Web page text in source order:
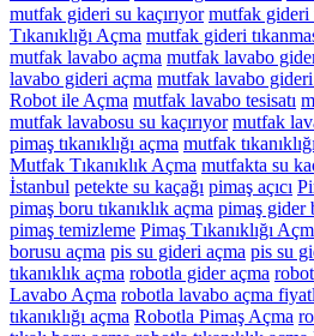
mutfak gideri su kaçırıyor mutfak gideri
Tıkanıklığı Açma mutfak gideri
mutfak lavabo açma mutfak lavabo
lavabo gideri açma mutfak lavabo gideri
Robot ile Açma mutfak lavabo tesisatı
mutfak lavabosu su kaçırıyor mutfak
pimaş tıkanıklığı açma mutfak tıkanıklığı
Mutfak Tıkanıklık Açma mutfakta su
İstanbul petekte su kaçağı pimaş açıcı
pimaş boru tıkanıklık açma pimaş gider
pimaş temizleme Pimaş Tıkanıklığı
borusu açma pis su gideri açma pis su
tıkanıklık açma robotla gider açma
Lavabo Açma robotla lavabo açma
tıkanıklığı açma Robotla Pimaş Açma